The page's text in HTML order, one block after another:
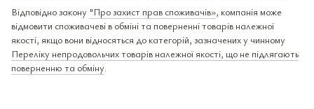
Відповідно закону "Про захист прав споживачів», компанія може
відмовити споживачеві в обміні та поверненні товарів належної
якості, якщо вони відносяться до категорій, зазначених у чинному
Переліку непродовольчих товарів належної якості, що не підлягають
поверненню та обміну.